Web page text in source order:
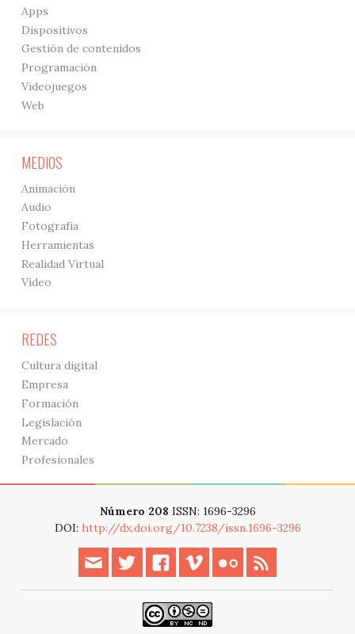
Apps
Dispositivos
Gestión de contenidos
Programación
Videojuegos
Web
MEDIOS
Animación
Audio
Fotografía
Herramientas
Realidad Virtual
Vídeo
REDES
Cultura digital
Empresa
Formación
Legislación
Mercado
Profesionales
Número 208 ISSN: 1696-3296
DOI: http://dx.doi.org/10.7238/issn.1696-3296